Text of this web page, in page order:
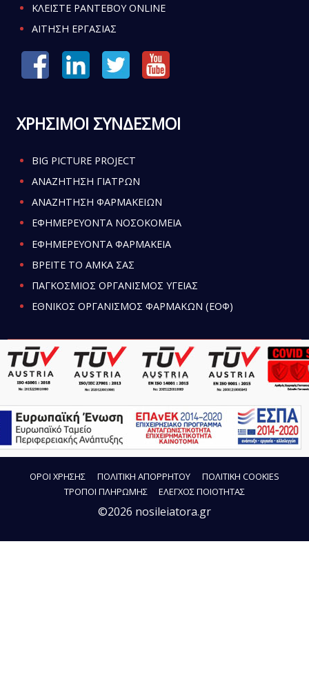
ΚΛΕΙΣΤΕ ΡΑΝΤΕΒΟΥ ONLINE
ΑΙΤΗΣΗ ΕΡΓΑΣΙΑΣ
ΧΡΗΣΙΜΟΙ ΣΥΝΔΕΣΜΟΙ
BIG PICTURE PROJECT
ΑΝΑΖΗΤΗΣΗ ΓΙΑΤΡΩΝ
ΑΝΑΖΗΤΗΣΗ ΦΑΡΜΑΚΕΙΩΝ
ΕΦΗΜΕΡΕΥΟΝΤΑ ΝΟΣΟΚΟΜΕΙΑ
ΕΦΗΜΕΡΕΥΟΝΤΑ ΦΑΡΜΑΚΕΙΑ
ΒΡΕΙΤΕ ΤΟ ΑΜΚΑ ΣΑΣ
ΠΑΓΚΟΣΜΙΟΣ ΟΡΓΑΝΙΣΜΟΣ ΥΓΕΙΑΣ
ΕΘΝΙΚΟΣ ΟΡΓΑΝΙΣΜΟΣ ΦΑΡΜΑΚΩΝ (ΕΟΦ)
ΟΡΟΙ ΧΡΗΣΗΣ ΠΟΛΙΤΙΚΗ ΑΠΟΡΡΗΤΟΥ
ΠΟΛΙΤΙΚΗ COOKIES
ΤΡΟΠΟΙ ΠΛΗΡΩΜΗΣ
ΕΛΕΓΧΟΣ ΠΟΙΟΤΗΤΑΣ
©2026 nosileiatora.gr